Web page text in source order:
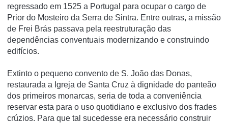
regressado em 1525 a Portugal para ocupar o cargo de
Prior do Mosteiro da Serra de Sintra. Entre outras, a missão
de Frei Brás passava pela reestruturação das
dependências conventuais modernizando e construindo
edifícios.
Extinto o pequeno convento de S. João das Donas,
restaurada a Igreja de Santa Cruz à dignidade do panteão
dos primeiros monarcas, seria de toda a conveniência
reservar esta para o uso quotidiano e exclusivo dos frades
crúzios. Para que tal sucedesse era necessário construir